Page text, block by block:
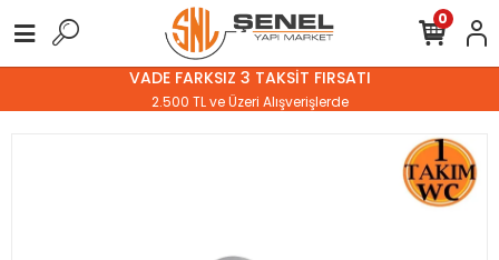
VADE FARKSIZ 3 TAKSİT FIRSATI
2.500 TL ve Üzeri Alışverişlerde
0